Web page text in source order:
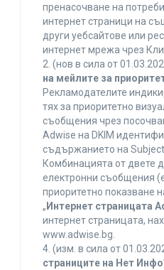
пренасочване на
интернет страници на
други уебсайтове или
интернет мрежа чрез
2. (нов в сила от
на мейлите за
Рекламодателите
тях за приоритетно
съобщения чрез
Adwise на DKIM
съдържанието на
Комбинацията от двете
електронни съобщения
приоритетно показване
„ Интернет страницата
интернет страницата,
www.adwise.bg.
4. (изм. в сила от
страниците на Нет Инфо